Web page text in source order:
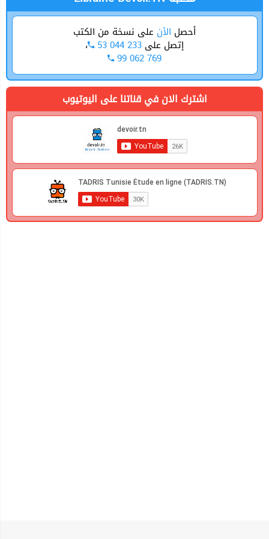
أحصل الأن على نسخة من الكتب
إتصل على 53 044 233 ،
99 062 769
اشترك الان في قناتنا على اليوتيوب